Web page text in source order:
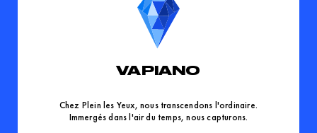
VAPIANO
Chez Plein les Yeux, nous transcendons l'ordinaire.
Immergés dans l'air du temps, nous capturons.